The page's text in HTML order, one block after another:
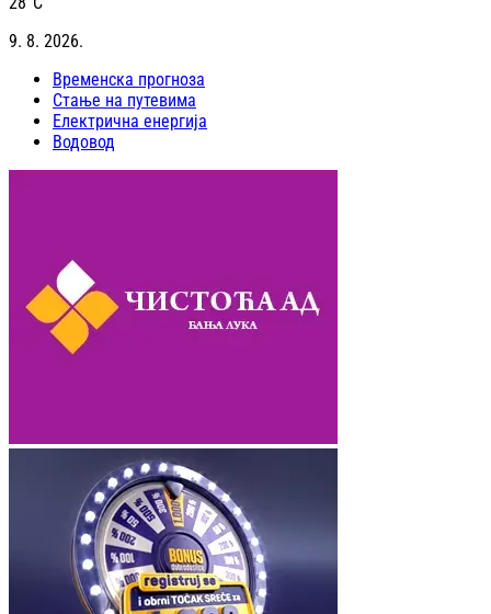
9. 8. 2026.
Временска прогноза
Стање на путевима
Електрична енергија
Водовод